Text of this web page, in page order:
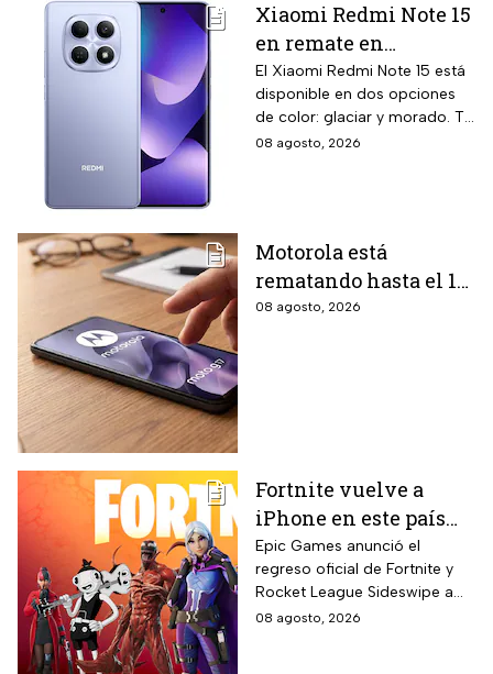
Xiaomi Redmi Note 15
en remate en
Liverpool: 256 GB de
almacenamiento,
cámara de 108 MP y
carga rápida
El Xiaomi Redmi Note 15 está
disponible en dos opciones
de color: glaciar y morado. Te
contamos todos los detalles
08 agosto, 2026
Motorola está
rematando hasta el 19
de agosto el celular
08 agosto, 2026
Fortnite vuelve a
iPhone en este país
latinoamericano tras
acuerdo oficial con
Apple en 2026
Epic Games anunció el
regreso oficial de Fortnite y
Rocket League Sideswipe a
iPhones ubicados en Brasil
08 agosto, 2026